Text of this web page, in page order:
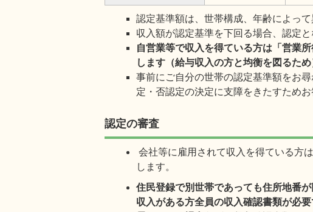
認定基準額は、世帯構成、年齢によって
収入額が認定基準を下回る場合、認定と
自営業等で収入を得ている方は「営業
します（給与収入の方と均衡を図るため
事前にご自分の世帯の認定基準額をお
定・否認定の決定に支障をきたすため
認定の審査
会社等に雇用されて収入を得ている方
します。
住民登録で別世帯であっても住所地番
収入がある方全員の収入確認書類が必